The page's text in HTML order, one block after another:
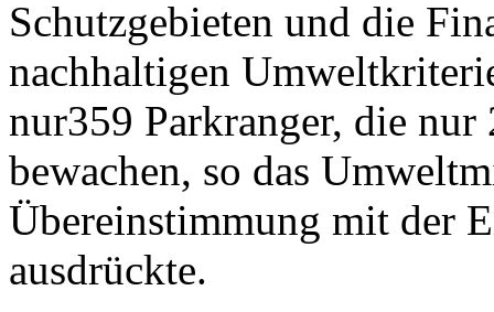
Schutzgebieten und die
nachhaltigen
nur359 Parkranger, die nur
bewachen, so das
Übereinstimmung mit der
ausdrückte.